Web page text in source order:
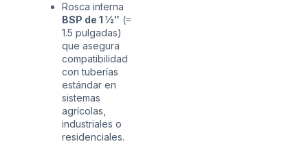
Rosca interna
BSP de 1 ½″ (≈
1.5 pulgadas)
que asegura
compatibilidad
con tuberías
estándar en
sistemas
agrícolas,
industriales o
residenciales.